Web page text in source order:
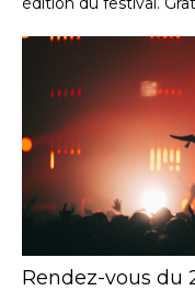
Rendez-vous du